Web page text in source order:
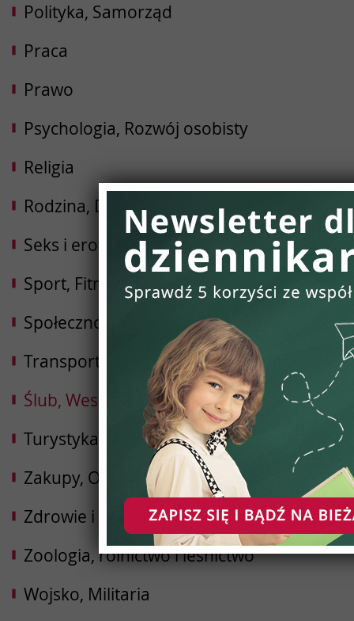
Polityka, Samorząd
Praca
Prawo
Psychologia, Rozwój osobisty
Religia
Rodzina, Dziecko, Ciąża
Seks i erotyka
Sport, Fitness, Kulturystyka
Społeczności
Transport i Logistyka
Ślub, Wesele
Turystyka, Podróże, Hotele
Zakupy, Opinie
Zdrowie i uroda
Zoologia, rolnictwo i leśnictwo
Wojsko, Militaria